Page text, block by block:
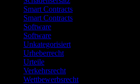
Smart Contracts
Smart Contracts
Software
Software
Unkategorisiert
Urheberrecht
Urteile
Verkehrsrecht
Wettbewerbsrecht